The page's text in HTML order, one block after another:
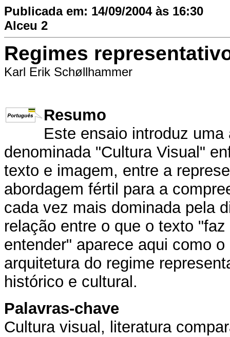
Publicada em: 14/09/2004 às 16:30
Alceu 2
Regimes
Karl Erik Schøllhammer
Resumo
Este ensaio introduz
denominada "Cultura Visual"
texto e imagem, entre a
abordagem fértil para a
cada vez mais dominada pela
relação entre o que o texto
entender" aparece aqui como
arquitetura do regime
histórico e cultural.
Palavras-chave
Cultura visual, literatura